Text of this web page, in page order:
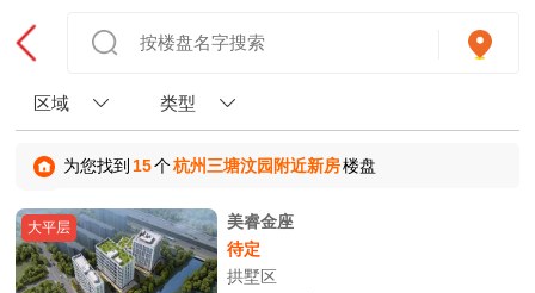
区域 类型
为您找到 15个杭州三塘汶园附近新房楼盘
大平层
美睿金座
待定
拱墅区